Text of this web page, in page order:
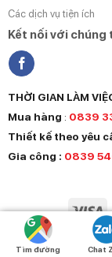
Các dịch vụ tiện ích
Kết nối với chúng
THỜI GIAN LÀM
Mua hàng : 0839
Thiết kế theo yêu
Gia công : 0839
Tìm đường Chat